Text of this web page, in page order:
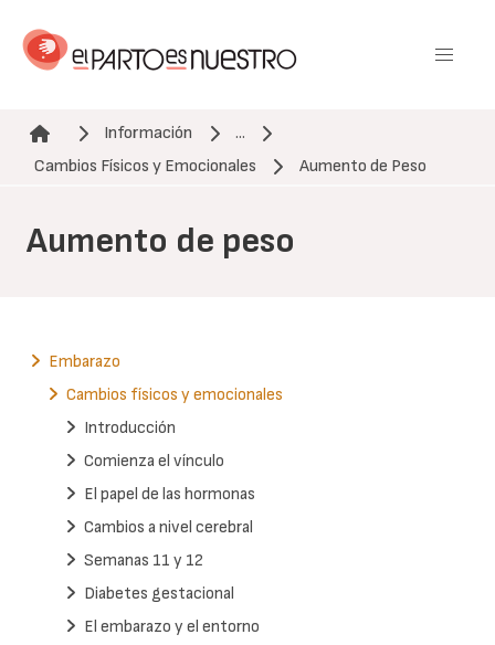
contenido
Ruta de navegación
Información
...
Cambios Físicos y Emocionales
Aumento de Peso
Aumento de peso
Embarazo
Cambios físicos y emocionales
Introducción
Comienza el vínculo
El papel de las hormonas
Cambios a nivel cerebral
Semanas 11 y 12
Diabetes gestacional
El embarazo y el entorno